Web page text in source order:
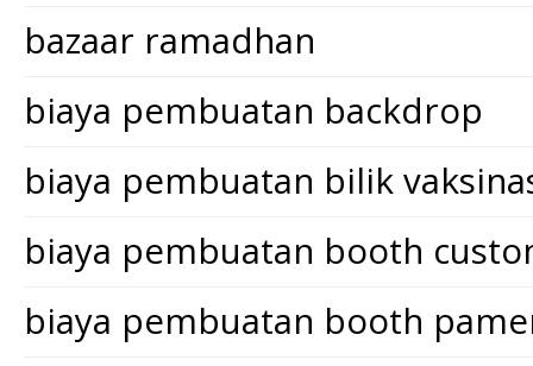
bazaar ramadhan
biaya pembuatan backdrop
biaya pembuatan bilik
biaya pembuatan booth
biaya pembuatan booth